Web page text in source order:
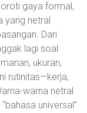
gaya formal,
yang netral
Dari
lagi soal
ukuran,
rutinitas—kerja,
warna netral
universal”